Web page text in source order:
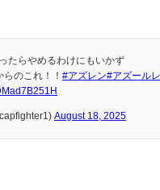
たらやめるわけにもいかず
のこれ！！ #アズレン#アズール
August 18, 2025